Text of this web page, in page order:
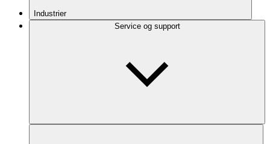
Industrier
Service og support